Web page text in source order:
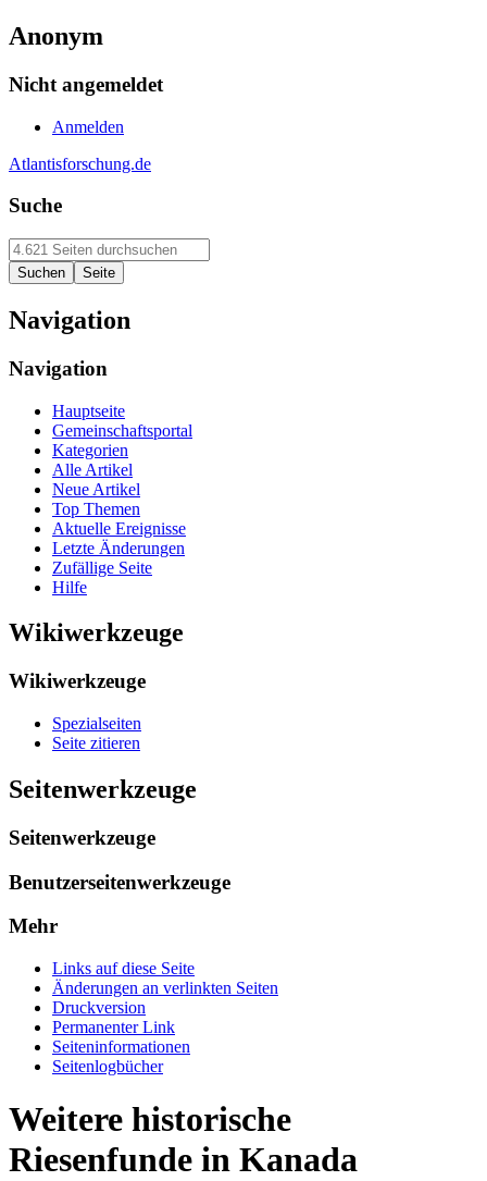
Anonym
Nicht angemeldet
Anmelden
Atlantisforschung.de
Suche
Navigation
Navigation
Hauptseite
Gemeinschaftsportal
Kategorien
Alle Artikel
Neue Artikel
Top Themen
Aktuelle Ereignisse
Letzte Änderungen
Zufällige Seite
Hilfe
Wikiwerkzeuge
Wikiwerkzeuge
Spezialseiten
Seite zitieren
Seitenwerkzeuge
Seitenwerkzeuge
Benutzerseitenwerkzeuge
Mehr
Links auf diese Seite
Änderungen an verlinkten Seiten
Druckversion
Permanenter Link
Seiten­informationen
Seitenlogbücher
Weitere historische
Riesenfunde in Kanada